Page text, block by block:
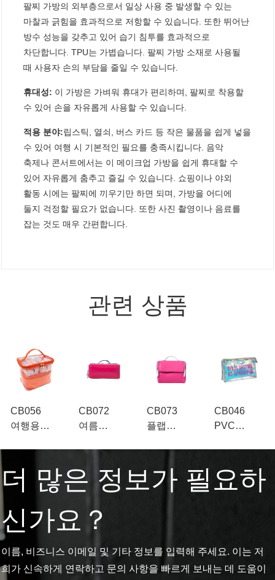
팔찌 가방의 외부층으로서 일상 사용 중 발생할 수 있는
마찰과 긁힘을 효과적으로 저항할 수 있습니다. 또한 뛰어난
방수 성능을 갖추고 있어 습기 침투를 효과적으로
차단합니다. TPU는 가볍습니다. 팔찌 가방 소재로 사용될
때 사용자 손의 부담을 줄일 수 있습니다.
휴대성: 이 가방은 가벼워 휴대가 편리하며, 팔찌로 착용할
수 있어 손을 자유롭게 사용할 수 있습니다.
적용 분야:립스틱, 열쇠, 버스 카드 등 작은 물품을 쉽게 넣을
수 있어 여행 시 기본적인 필요를 충족시킵니다. 음악
축제나 콘서트에서는 이 메이크업 가방을 쉽게 휴대할 수
있어 자유롭게 춤추고 즐길 수 있습니다. 쇼핑이나 야외
활동 시에는 팔찌에 끼우기만 하면 되며, 가방을 어디에
둘지 걱정할 필요가 없습니다. 또한 사진 촬영이나 음료를
잡는 것도 매우 간편합니다.
관련 상품
CB056
여행용
케이스 4개
세트
가방
공급업체
CB072
여름
평평한
화장품
화장품
파우치
CB073
플랩
지퍼
콤팩트
CB046
PVC
파우치
공급업체
더 많은 정보가 필요하
신가요？
이름, 비즈니스 이메일 및 기타 정보를 입력해 주세요. 이는 저
희가 신속하게 연락하고 문의 사항을 빠르게 보내는 데 도움이